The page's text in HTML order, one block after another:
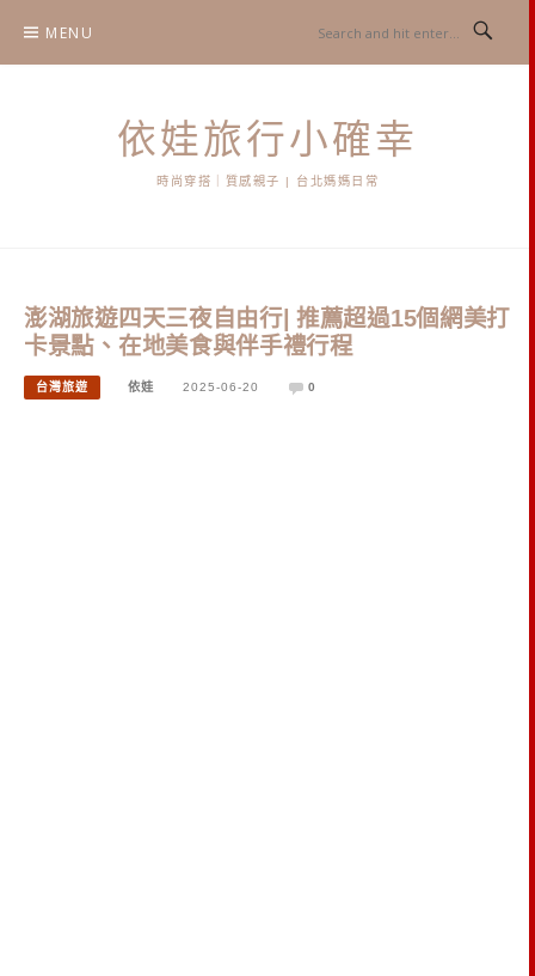
content
MENU
依娃旅行小確幸
時尚穿搭｜質感親子 | 台北媽媽日常
澎湖旅遊四天三夜自由行| 推薦超過15個網美打
卡景點、在地美食與伴手禮行程
台灣旅遊 依娃 2025-06-20 0